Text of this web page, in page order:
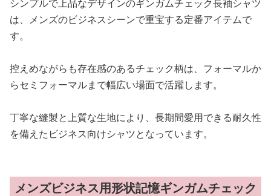
シンプルで上品なデザインのギンガムチェック長袖シャツ
は、メンズのビジネスシーンで重宝する定番アイテムで
す。
控えめながらも存在感のあるチェック柄は、フォーマルか
らセミフォーマルまで幅広い場面で活躍します。
丁寧な縫製と上質な生地により、長期間愛用できる耐久性
を備えたビジネス向けシャツとなっています。
メンズビジネス用形状記憶ギンガムチェック